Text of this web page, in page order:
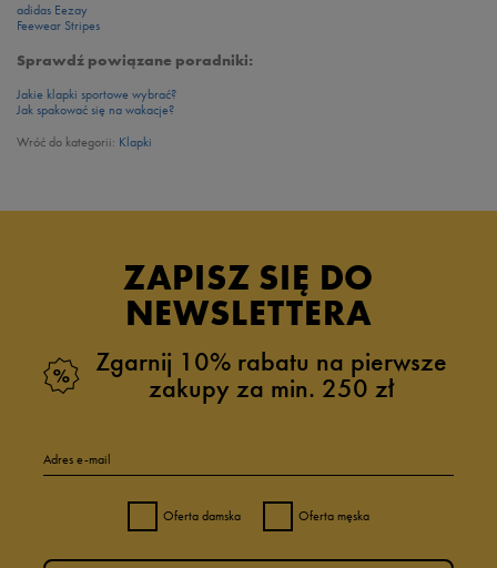
adidas Eezay
Feewear Stripes
Sprawdź powiązane poradniki:
Jakie klapki sportowe wybrać?
Jak spakować się na wakacje?
Wróć do kategorii: Klapki
ZAPISZ SIĘ DO
NEWSLETTERA
Zgarnij 10% rabatu na pierwsze
zakupy za min. 250 zł
Adres e-mail
Oferta damska Oferta męska